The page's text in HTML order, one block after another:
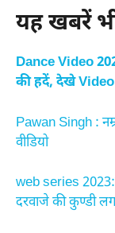
यह खबरें
Dance Video
की हदें, देखे Video
Pawan Singh :
वीडियो
web series
दरवाजे की कुण्डी